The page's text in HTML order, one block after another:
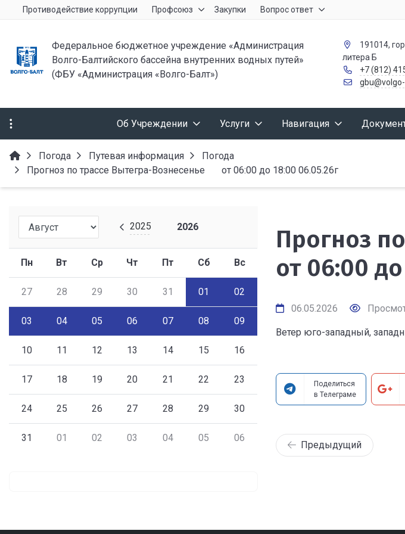
Противодействие коррупции Профсоюз Закупки Вопрос ответ
Федеральное бюджетное учреждение «Администрация
Волго-Балтийского бассейна внутренних водных путей»
(ФБУ «Администрация «Волго-Балт»)
191014,
литера Б
+7 (812)
Об Учреждении Услуги Навигация
Погода Путевая информация
Погода
Прогноз по трассе Вытегра-Вознесенье от 06:00 до 18:00 06.05.26г
2025 2026
Пн Вт Ср Чт Пт Сб Вс
27 28 29 30 31 01 02
03 04 05 06 07 08 09
10 11 12 13 14 15 16
17 18 19 20 21 22 23
24 25 26 27 28 29 30
31 01 02 03 04 05 06
Прогноз
от 06:00
06.05.2026
Ветер юго-западный,
Поделиться
в Телеграме
Предыдущий